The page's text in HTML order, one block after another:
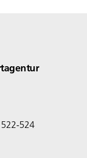
524